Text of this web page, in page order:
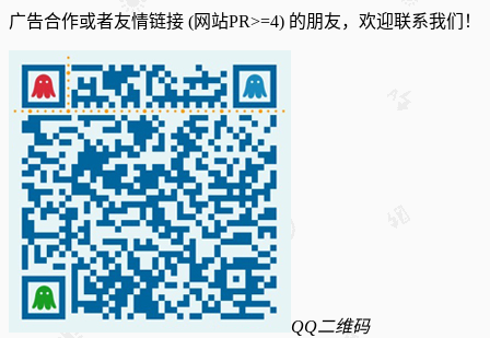
广告合作或者友情链接 (网站PR>=4) 的朋友，欢迎联系我们！
QQ二维码